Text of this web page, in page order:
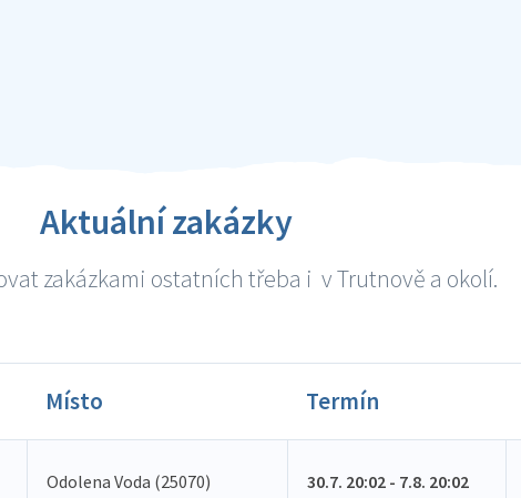
Aktuální zakázky
zakázkami ostatních třeba i v Trutnově a okolí.
Místo Termín
Odolena Voda (25070) 30.7. 20:02 - 7.8. 20:02